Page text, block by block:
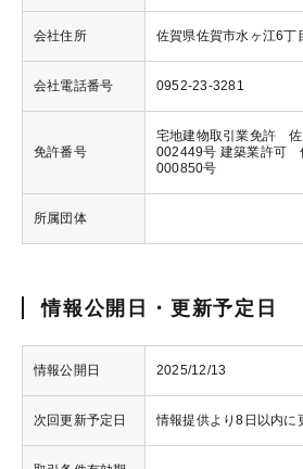
会社住所 佐賀県佐賀市水ヶ江6丁
会社電話番号 0952-23-3281
免許番号
宅地建物取引業免許
002449号 建築業許可
000850号
所属団体
情報公開日・更新予定日
情報公開日 2025/12/13
次回更新予定日 情報提供より8日以内に